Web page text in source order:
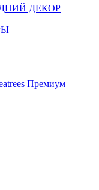
ДЕКОР
Премиум